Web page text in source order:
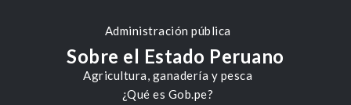
Administración pública
Agricultura, ganadería y pesca
Sobre el Estado Peruano
¿Qué es Gob.pe?